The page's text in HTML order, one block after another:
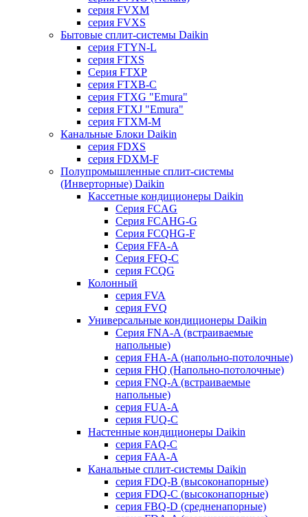
серия FVXM
серия FVXS
Бытовые сплит-системы Daikin
серия FTYN-L
серия FTXS
Серия FTXP
серия FTXB-C
серия FTXG "Emura"
серия FTXJ "Emura"
серия FTXM-M
Канальные Блоки Daikin
серия FDXS
серия FDXM-F
Полупромышленные сплит-системы
(Инверторные) Daikin
Кассетные кондиционеры Daikin
Серия FCAG
Серия FCAHG-G
Серия FCQHG-F
Серия FFA-A
Серия FFQ-C
серия FCQG
Колонный
серия FVA
серия FVQ
Универсальные кондиционеры Daikin
Серия FNA-A (встраиваемые
напольные)
серия FHA-A (напольно-потолочные)
серия FHQ (Напольно-потолочные)
серия FNQ-A (встраиваемые
напольные)
серия FUA-A
серия FUQ-C
Настенные кондиционеры Daikin
серия FAQ-C
серия FAA-A
Канальные сплит-системы Daikin
серия FDQ-B (высоконапорные)
серия FDQ-C (высоконапорные)
серия FBQ-D (средненапорные)